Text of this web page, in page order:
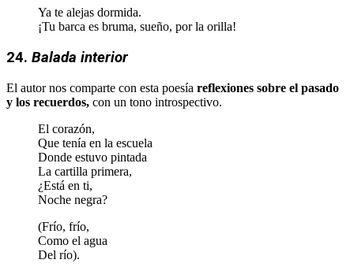
Ya te alejas dormida.
¡Tu barca es bruma, sueño, por la orilla!
24. Balada interior
El autor nos comparte con esta poesía reflexiones sobre el pasado
y los recuerdos, con un tono introspectivo.
El corazón,
Que tenía en la escuela
Donde estuvo pintada
La cartilla primera,
¿Está en ti,
Noche negra?
(Frío, frío,
Como el agua
Del río).